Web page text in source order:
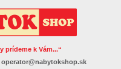
prídeme k Vám...“
operator@nabytokshop.sk